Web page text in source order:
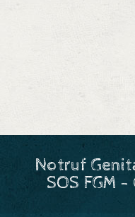
Notruf
SOS FGM